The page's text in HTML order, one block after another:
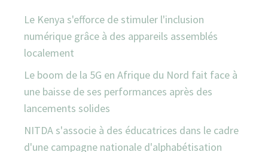
Le Kenya s'efforce de stimuler l'inclusion
numérique grâce à des appareils assemblés
localement
Le boom de la 5G en Afrique du Nord fait face à
une baisse de ses performances après des
lancements solides
NITDA s'associe à des éducatrices dans le cadre
d'une campagne nationale d'alphabétisation